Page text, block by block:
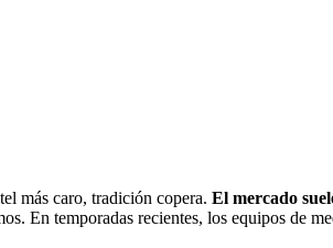
más caro, tradición copera. El mercado
En temporadas recientes, los equipos de